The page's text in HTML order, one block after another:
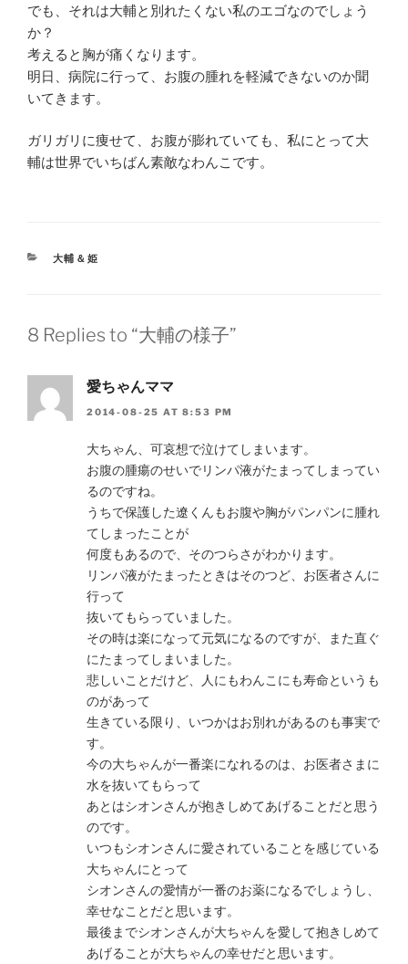
でも、それは大輔と別れたくない私のエゴなのでしょう
か？
考えると胸が痛くなります。
明日、病院に行って、お腹の腫れを軽減できないのか聞
いてきます。
ガリガリに痩せて、お腹が膨れていても、私にとって大
輔は世界でいちばん素敵なわんこです。
CATEGORIES
大輔＆姫
8 Replies to “大輔の様子”
愛ちゃんママ
2014-08-25 AT 8:53 PM
大ちゃん、可哀想で泣けてしまいます。
お腹の腫瘍のせいでリンパ液がたまってしまってい
るのですね。
うちで保護した遼くんもお腹や胸がパンパンに腫れ
てしまったことが
何度もあるので、そのつらさがわかります。
リンパ液がたまったときはそのつど、お医者さんに
行って
抜いてもらっていました。
その時は楽になって元気になるのですが、また直ぐ
にたまってしまいました。
悲しいことだけど、人にもわんこにも寿命というも
のがあって
生きている限り、いつかはお別れがあるのも事実で
す。
今の大ちゃんが一番楽になれるのは、お医者さまに
水を抜いてもらって
あとはシオンさんが抱きしめてあげることだと思う
のです。
いつもシオンさんに愛されていることを感じている
大ちゃんにとって
シオンさんの愛情が一番のお薬になるでしょうし、
幸せなことだと思います。
最後までシオンさんが大ちゃんを愛して抱きしめて
あげることが大ちゃんの幸せだと思います。